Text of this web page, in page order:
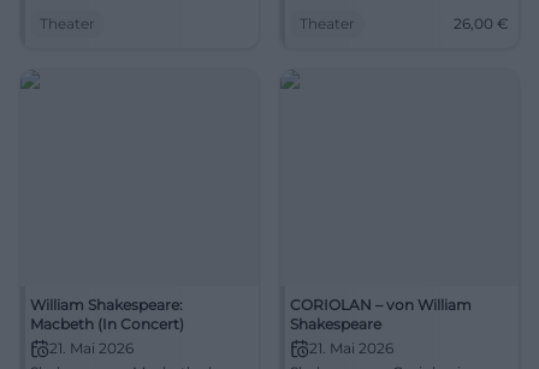
voller Spannung und Wucht.
Theater
am 17.05.2026. Tickets ab 26 €.
Theater 26,00 €
William Shakespeare:
Macbeth (In Concert)
21. Mai 2026
CORIOLAN – von William
Shakespeare
21. Mai 2026